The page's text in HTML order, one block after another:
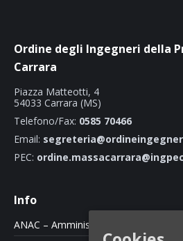
Ordine degli Ingegneri della
Carrara
Piazza Matteotti, 4
54033 Carrara (MS)
Telefono/Fax: 0585 70466
Email:
PEC:
Info
ANAC – Amministrazione Trasparente